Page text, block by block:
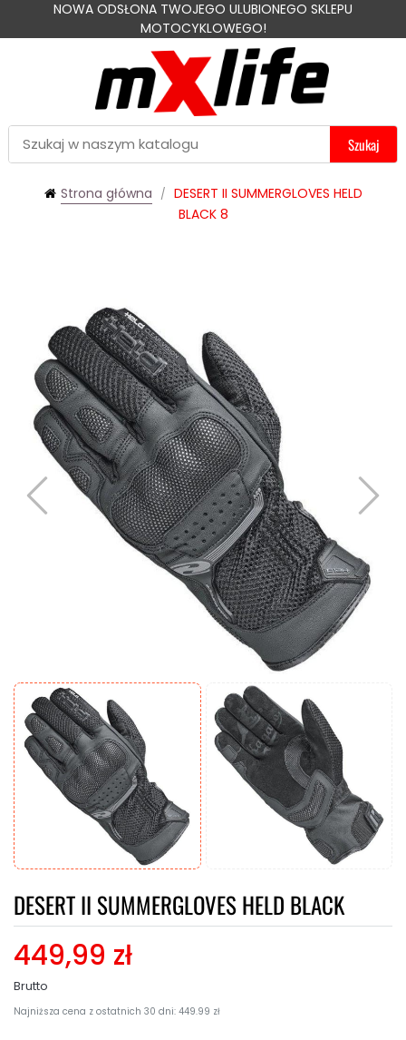
NOWA ODSŁONA TWOJEGO ULUBIONEGO SKLEPU
MOTOCYKLOWEGO!
Szukaj
Strona główna
DESERT II SUMMERGLOVES HELD
BLACK 8
DESERT II SUMMERGLOVES HELD BLACK
449,99 zł
Brutto
Najniższa cena z ostatnich 30 dni: 449.99 zł